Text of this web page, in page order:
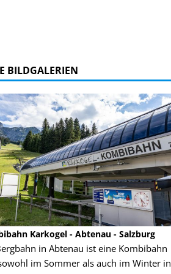
BILDGALERIEN
Karkogel - Abtenau - Salzburg
in Abtenau ist eine Kombibahn
im Sommer als auch im Winter in